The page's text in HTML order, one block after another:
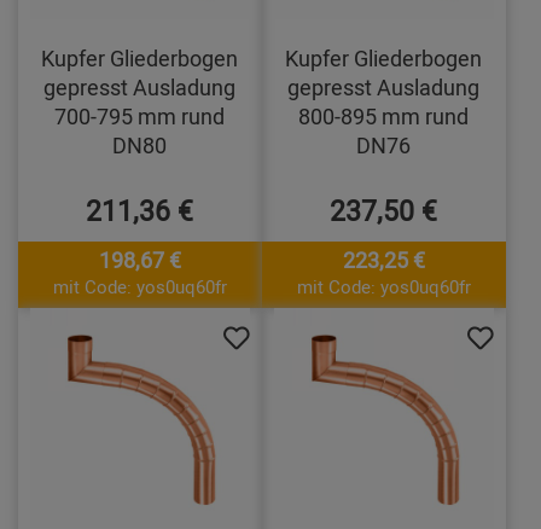
Kupfer Gliederbogen
gepresst Ausladung
700-795 mm rund
DN80
211,36 €
198,67 €
mit Code: yos0uq60fr
Kupfer Gliederbogen
gepresst Ausladung
800-895 mm rund
DN76
237,50 €
223,25 €
mit Code: yos0uq60fr